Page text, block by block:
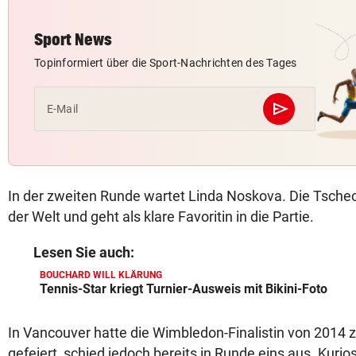
Sport News
Topinformiert über die Sport-Nachrichten des Tages
E-Mail send
Abschicken
In der zweiten Runde wartet Linda Noskova. Die
der Welt und geht als klare Favoritin in die Partie.
Lesen Sie auch:
BOUCHARD WILL KLÄRUNG
Tennis-Star kriegt Turnier-Ausweis mit Bikini-Foto
In Vancouver hatte die Wimbledon-Finalistin von 2014